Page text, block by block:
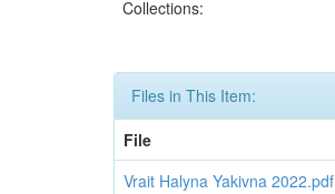
Collections:
Files in This Item:
File
Vrait Halyna Yakivna 2022.pdf